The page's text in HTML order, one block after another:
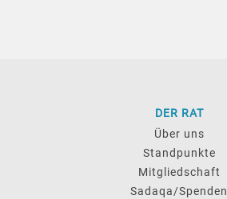
DER RAT
Über uns
Standpunkte
Mitgliedschaft
Sadaqa/Spenden